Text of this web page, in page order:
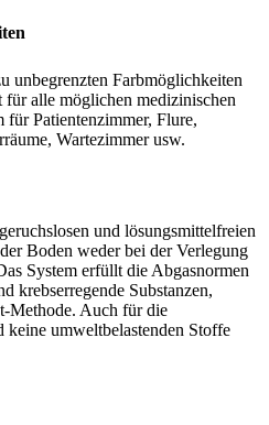
unbegrenzten Farbmöglichkeiten
alle möglichen medizinischen
für Patientenzimmer, Flure,
Wartezimmer usw.
und lösungsmittelfreien
Boden weder bei der Verlegung
System erfüllt die Abgasnormen
krebserregende Substanzen,
Methode. Auch für die
keine umweltbelastenden Stoffe